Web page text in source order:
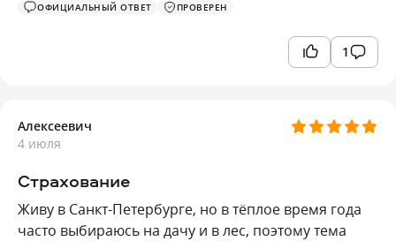
ОФИЦИАЛЬНЫЙ ОТВЕТ ПРОВЕРЕН
1
Алексеевич
4 июля
Страхование
Живу в Санкт-Петербурге, но в тёплое время года
часто выбираюсь на дачу и в лес, поэтому тема